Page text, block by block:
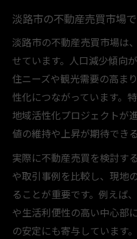
淡路市の不動産売買市場
淡路市の不動産売買市場は
せています。人口減少傾向
住ニーズや観光需要の高ま
性化につながっています。
地域活性化プロジェクトが
値の維持や上昇が期待でき
実際に不動産売買を検討す
や取引事例を比較し、現地
ることが重要です。例えば
や生活利便性の高い中心部
の安定にも寄与しています